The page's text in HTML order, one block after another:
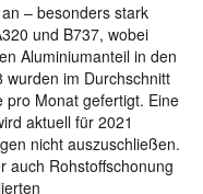
– besonders stark
und B737, wobei
Aluminiumanteil in den
im Durchschnitt
pro Monat gefertigt. Eine
aktuell für 2021
nicht auszuschließen.
auch Rohstoffschonung